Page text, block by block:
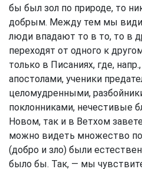
бы был зол по природе, то
добрым. Между тем мы
люди впадают то в то, то в
переходят от одного к
только в Писаниях, где,
апостолами, ученики
целомудренными,
поклонниками, нечестивые
Новом, так и в Ветхом
можно видеть множество
(добро и зло) были
было бы. Так, — мы